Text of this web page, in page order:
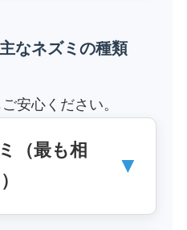
なネズミの種類
安心ください。
（最も相
▼